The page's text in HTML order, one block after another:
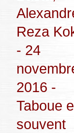
Reza
- 24
2016 -
Taboue
souvent